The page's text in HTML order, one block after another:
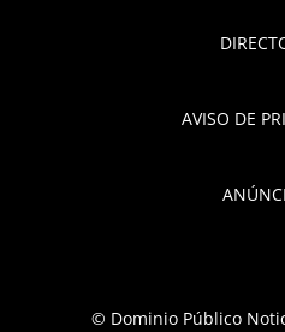
AVISO DE
© Dominio Público